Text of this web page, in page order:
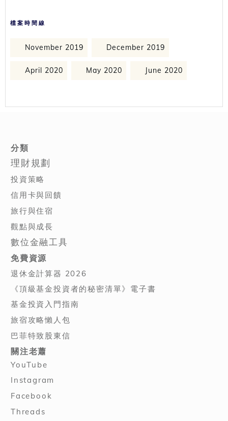
檔案時間線
November 2019 December 2019
April 2020 May 2020 June 2020
分類
理財規劃
投資策略
信用卡與回饋
旅行與住宿
觀點與成長
數位金融工具
免費資源
退休金計算器 2026
《頂級基金投資者的秘密清單》電子書
基金投資入門指南
旅宿攻略懶人包
巴菲特致股東信
關注老蕭
YouTube
Instagram
Facebook
Threads